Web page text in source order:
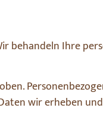
behandeln Ihre
wir erheben